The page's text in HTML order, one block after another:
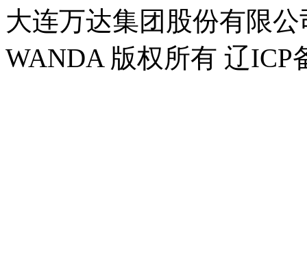
大连万达集团股份有限
WANDA 版权所有 辽ICP